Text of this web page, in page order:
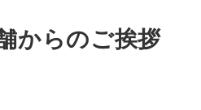
からのご挨拶